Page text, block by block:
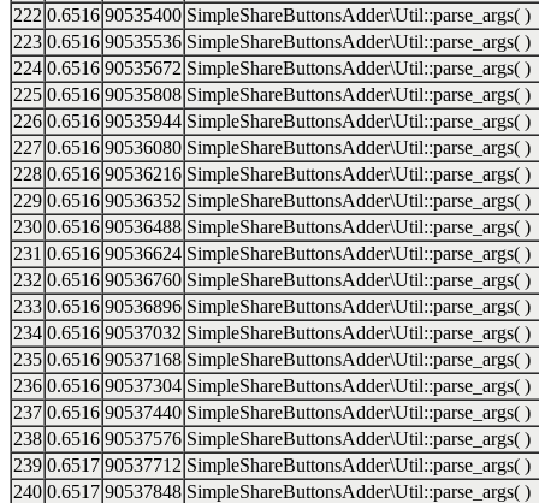
222 0.6516 90535400 SimpleShareButtonsAdder\Util::parse_args( )
223 0.6516 90535536 SimpleShareButtonsAdder\Util::parse_args( )
224 0.6516 90535672 SimpleShareButtonsAdder\Util::parse_args( )
225 0.6516 90535808 SimpleShareButtonsAdder\Util::parse_args( )
226 0.6516 90535944 SimpleShareButtonsAdder\Util::parse_args( )
227 0.6516 90536080 SimpleShareButtonsAdder\Util::parse_args( )
228 0.6516 90536216 SimpleShareButtonsAdder\Util::parse_args( )
229 0.6516 90536352 SimpleShareButtonsAdder\Util::parse_args( )
230 0.6516 90536488 SimpleShareButtonsAdder\Util::parse_args( )
231 0.6516 90536624 SimpleShareButtonsAdder\Util::parse_args( )
232 0.6516 90536760 SimpleShareButtonsAdder\Util::parse_args( )
233 0.6516 90536896 SimpleShareButtonsAdder\Util::parse_args( )
234 0.6516 90537032 SimpleShareButtonsAdder\Util::parse_args( )
235 0.6516 90537168 SimpleShareButtonsAdder\Util::parse_args( )
236 0.6516 90537304 SimpleShareButtonsAdder\Util::parse_args( )
237 0.6516 90537440 SimpleShareButtonsAdder\Util::parse_args( )
238 0.6516 90537576 SimpleShareButtonsAdder\Util::parse_args( )
239 0.6517 90537712 SimpleShareButtonsAdder\Util::parse_args( )
240 0.6517 90537848 SimpleShareButtonsAdder\Util::parse_args( )